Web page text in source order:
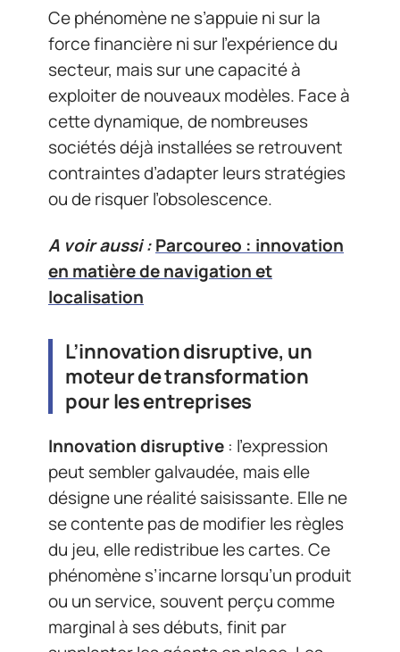
Ce phénomène ne s’appuie ni sur la
force financière ni sur l’expérience du
secteur, mais sur une capacité à
exploiter de nouveaux modèles. Face à
cette dynamique, de nombreuses
sociétés déjà installées se retrouvent
contraintes d’adapter leurs stratégies
ou de risquer l’obsolescence.
A voir aussi :Parcoureo : innovation
en matière de navigation et
localisation
L’innovation disruptive, un
moteur de transformation
pour les entreprises
Innovation disruptive : l’expression
peut sembler galvaudée, mais elle
désigne une réalité saisissante. Elle ne
se contente pas de modifier les règles
du jeu, elle redistribue les cartes. Ce
phénomène s’incarne lorsqu’un produit
ou un service, souvent perçu comme
marginal à ses débuts, finit par